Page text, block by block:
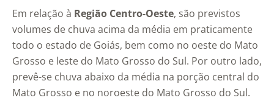
Em relação à Região Centro-Oeste, são previstos
volumes de chuva acima da média em praticamente
todo o estado de Goiás, bem como no oeste do Mato
Grosso e leste do Mato Grosso do Sul. Por outro lado,
prevê-se chuva abaixo da média na porção central do
Mato Grosso e no noroeste do Mato Grosso do Sul.